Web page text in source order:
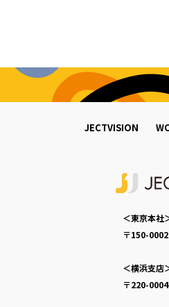
JECTVISION
＜東京本社
〒150-0002
＜横浜支店
〒220-0004